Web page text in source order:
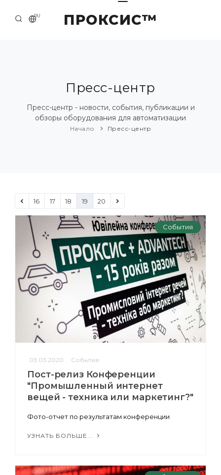
ПРОКСИС™
RU
О КОМПАНИИ
ПРИМЕРЫ И РЕШЕНИЯ
КАТАЛОГ ПРОДУКЦИИ
Пресс-центр
Пресс-центр - новости, события, публикации и
обзоры оборудования для автоматизации
Начало Пресс-центр
16 17 18 19 20
События
03.03.2020 События
Пост-релиз Конференции
"Промышленный интернет
вещей - техника или маркетинг?"
Фото-отчет по результатам конференции
УЗНАТЬ БОЛЬШЕ...